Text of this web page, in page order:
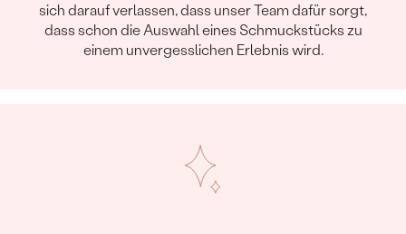
sich darauf verlassen, dass unser Team dafür sorgt,
dass schon die Auswahl eines Schmuckstücks zu
einem unvergesslichen Erlebnis wird.